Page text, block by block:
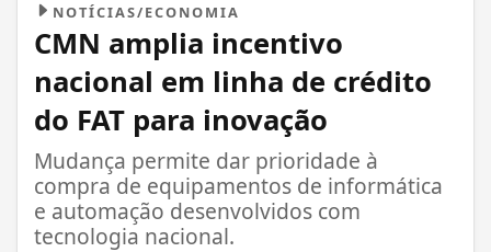
NOTÍCIAS/ECONOMIA
CMN amplia incentivo
nacional em linha de crédito
do FAT para inovação
Mudança permite dar prioridade à
compra de equipamentos de informática
e automação desenvolvidos com
tecnologia nacional.